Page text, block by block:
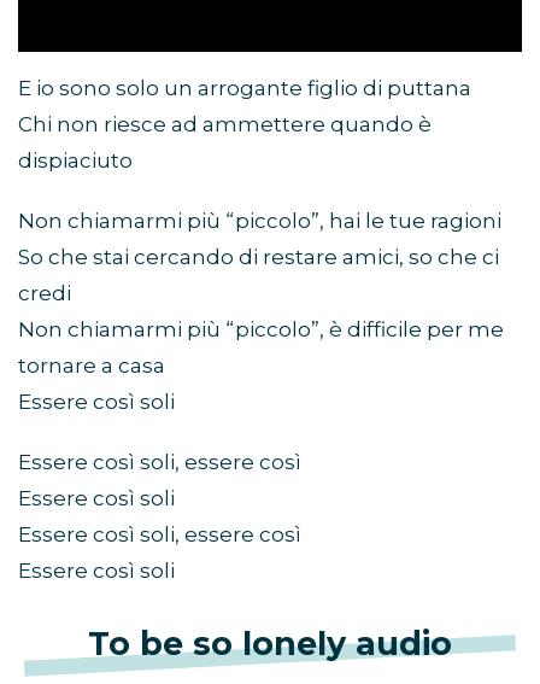
E io sono solo un arrogante figlio di puttana
Chi non riesce ad ammettere quando è
dispiaciuto
Non chiamarmi più “piccolo”, hai le tue ragioni
So che stai cercando di restare amici, so che ci
credi
Non chiamarmi più “piccolo”, è difficile per me
tornare a casa
Essere così soli
Essere così soli, essere così
Essere così soli
Essere così soli, essere così
Essere così soli
To be so lonely audio